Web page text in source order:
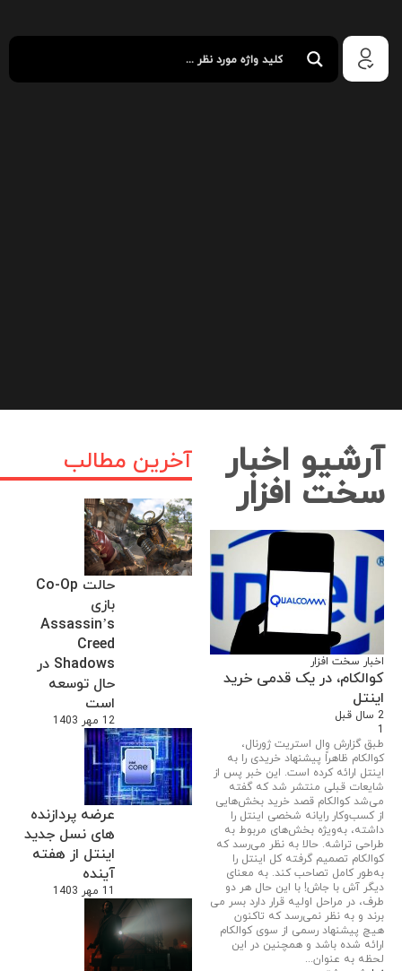
آخرین مطالب
حالت Co-Op
بازی
Assassin’s
Creed
Shadows در
حال توسعه
است
12 مهر 1403
عرضه پردازنده
های نسل جدید
اینتل از هفته
آینده
11 مهر 1403
آرشیو اخبار
سخت افزار
اخبار سخت افزار
کوالکام، در یک قدمی خرید
اینتل
2 سال قبل
1
طبق گزارش وال استریت ژورنال،
کوالکام ظاهراً پیشنهاد خریدی را به
اینتل ارائه کرده است. این خبر پس از
شایعات قبلی منتشر شد که گفته
می‌شد کوالکام قصد خرید بخش‌هایی
از کسب‌و‌کار رایانه شخصی اینتل را
داشته، به‌ویژه بخش‌های مربوط به
طراحی تراشه. حالا به نظر می‌رسد که
کوالکام تصمیم گرفته کل اینتل را
به‌طور کامل تصاحب کند. به معنای
دیگر آش با جاش! با این حال هر دو
طرف، در مراحل اولیه قرار دارد بسر می
برند و به نظر نمی‌رسد که تاکنون
هیچ پیشنهاد رسمی از سوی کوالکام
ارائه شده باشد و همچنین در این
لحظه به عنوان...